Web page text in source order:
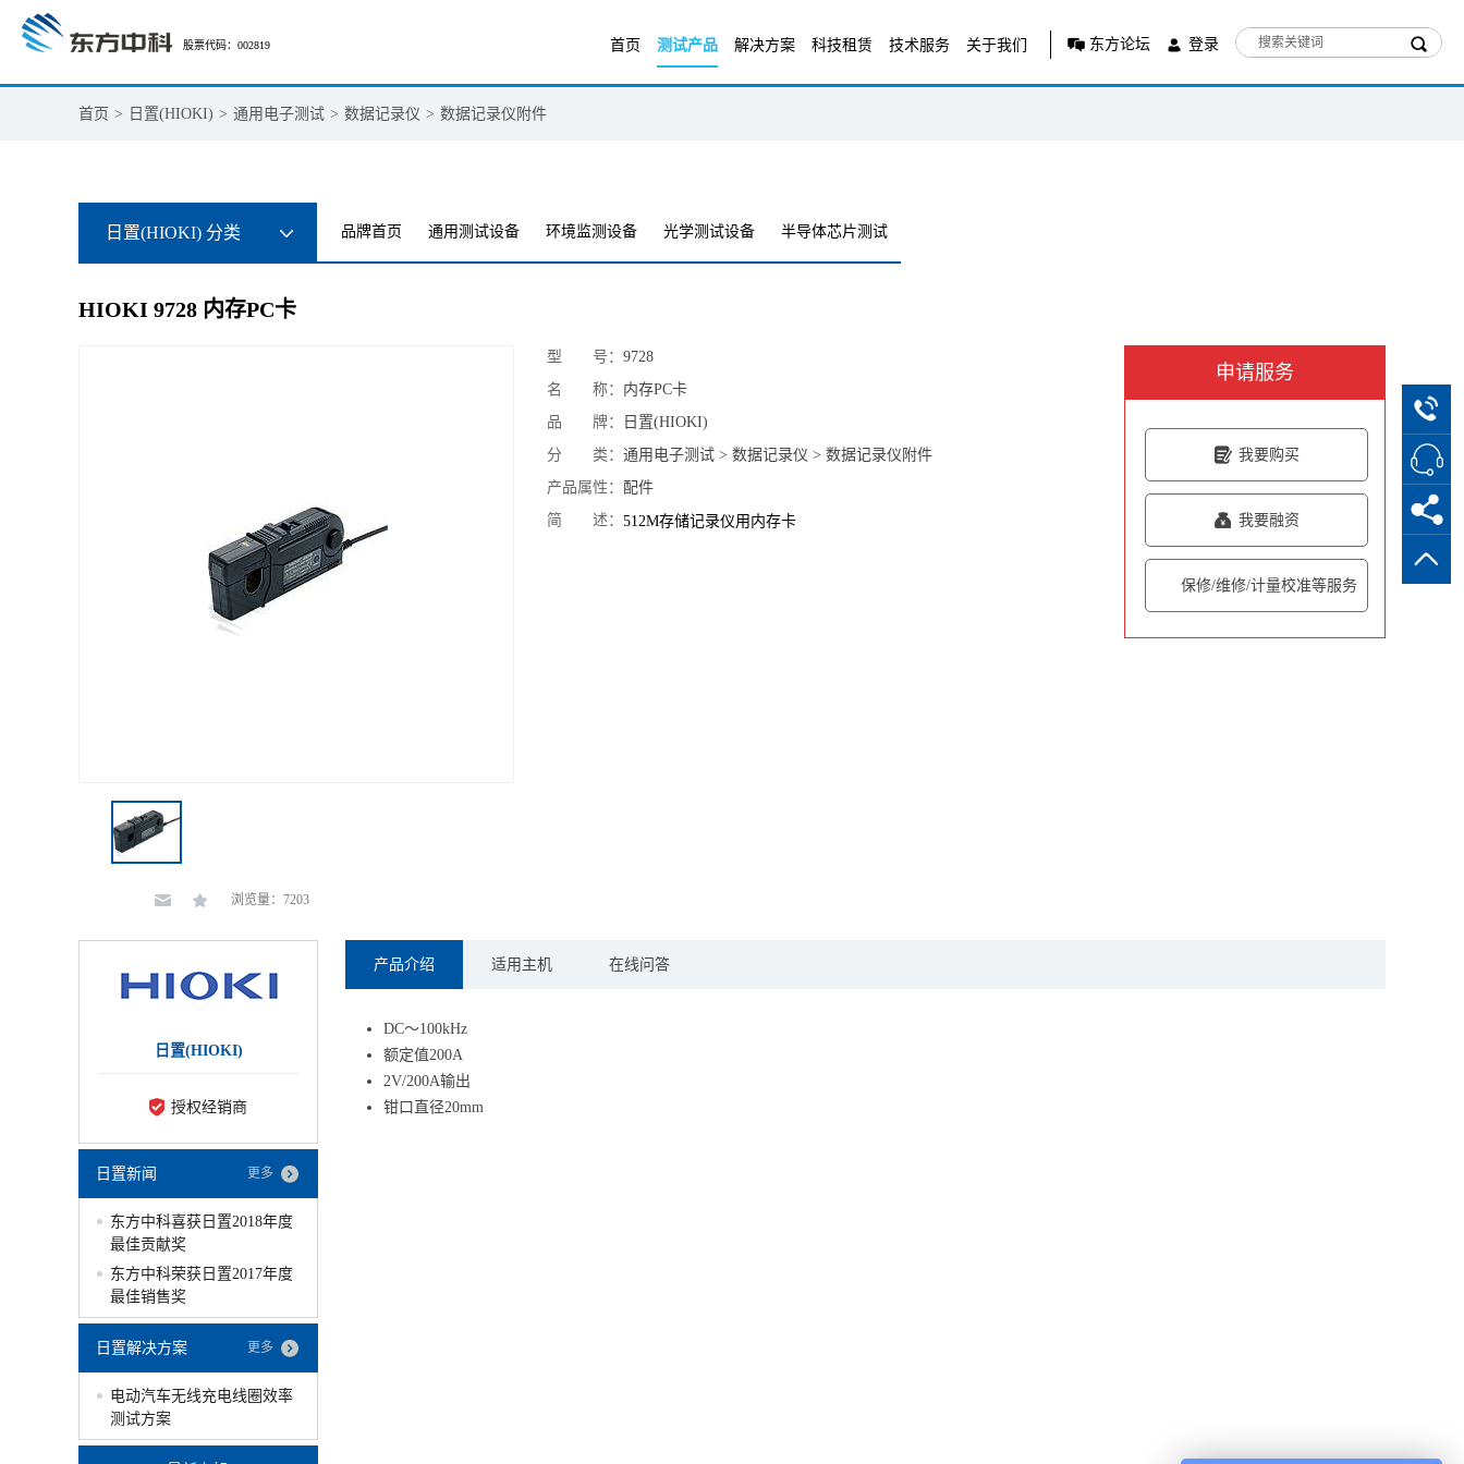
股票代码：002819 首页 测试产品 解决方案 科技租赁 技术服务 关于我们 东方论坛 登录
首页 > 日置(HIOKI) > 通用电子测试 > 数据记录仪 > 数据记录仪附件
日置(HIOKI) 分类 品牌首页 通用测试设备 环境监测设备 光学测试设备 半导体芯片测试
HIOKI 9728 内存PC卡
浏览量：7203
型 号： 9728
名 称： 内存PC卡
品 牌：
日置(HIOKI)
分 类： 通用电子测试 > 数据记录仪 > 数据记录仪附件
产品属性： 配件
简 述： 512M存储记录仪用内存卡
申请服务
我要购买
我要融资
保修/维修/计量校准等服务
产品介绍 适用主机 在线问答
DC～100kHz
额定值200A
2V/200A输出
钳口直径20mm
日置(HIOKI)
授权经销商
日置新闻 更多
东方中科喜获日置2018年度
最佳贡献奖
东方中科荣获日置2017年度
最佳销售奖
日置解决方案 更多
电动汽车无线充电线圈效率
测试方案